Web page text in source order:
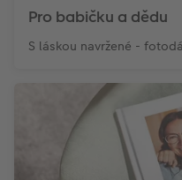
Pro babičku a dědu
S láskou navržené -